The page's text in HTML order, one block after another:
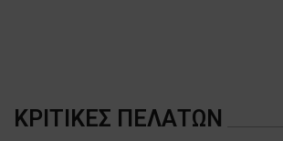
ΚΡΙΤΙΚΈΣ ΠΕΛΑΤΏΝ